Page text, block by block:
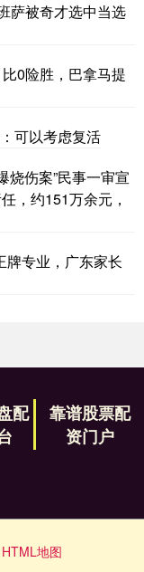
萨被奇才选中当选
0险胜，巴拿马提
可以考虑复活
烧伤案”民事一审宣
，约151万余元，
牌专业，广东家长
配
靠谱股票配
资门户
HTML地图